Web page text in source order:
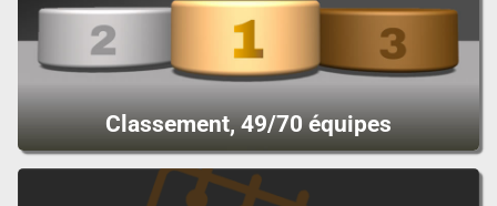
Classement, 49/70 équipes